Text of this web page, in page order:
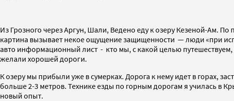
Из Грозного через Аргун, Шали, Ведено еду к озеру Кезеной-Ам.
картина вызывает некое ощущение защищенности — люди «при
авто информационный лист - кто мы, с какой целью
желали хорошей дороги.
К озеру мы прибыли уже в сумерках. Дорога к нему идет в горах,
больше 2-3 метров. Технике езды по горным дорогам я училась в
новый опыт.